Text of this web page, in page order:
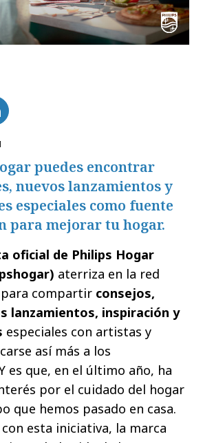
puedes encontrar
nuevos lanzamientos y
especiales como fuente
para mejorar tu hogar.
oficial de Philips Hogar
aterriza en la red
compartir consejos,
lanzamientos, inspiración y
especiales con artistas y
así más a los
es que, en el último año, ha
por el cuidado del hogar
que hemos pasado en casa.
esta iniciativa, la marca